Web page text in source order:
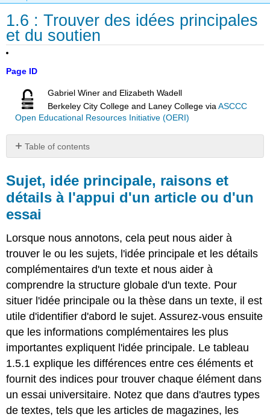
1.6 : Trouver des idées principales
et du soutien
Page ID
Gabriel Winer and Elizabeth Wadell
Berkeley City College and Laney College viaASCCC
Open Educational Resources Initiative (OERI)
Table of contents
idée
principale,
raisons
et
à
l'appui
d'un
article
ou
d'un
essai
Analyse
d'un
essai
d'étudiant
Poursuivre
rêve
Licences
Sujet, idée principale, raisons et
détails à l'appui d'un article ou d'un
essai
Lorsque nous annotons, cela peut nous aider à
trouver le ou les sujets, l'idée principale et les détails
complémentaires d'un texte et nous aider à
comprendre la structure globale d'un texte. Pour
situer l'idée principale ou la thèse dans un texte, il est
utile d'identifier d'abord le sujet. Assurez-vous ensuite
que les informations complémentaires les plus
importantes expliquent l'idée principale. Le tableau
1.5.1 explique les différences entre ces éléments et
fournit des indices pour trouver chaque élément dans
un essai universitaire. Notez que dans d'autres types
de textes, tels que les articles de magazines, les